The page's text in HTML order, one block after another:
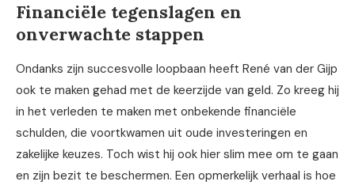
Financiële tegenslagen en
onverwachte stappen
Ondanks zijn succesvolle loopbaan heeft René van der Gijp
ook te maken gehad met de keerzijde van geld. Zo kreeg hij
in het verleden te maken met onbekende financiële
schulden, die voortkwamen uit oude investeringen en
zakelijke keuzes. Toch wist hij ook hier slim mee om te gaan
en zijn bezit te beschermen. Een opmerkelijk verhaal is hoe